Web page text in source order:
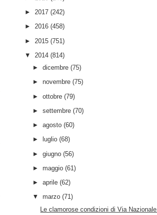
► 2017 (242)
► 2016 (458)
► 2015 (751)
▼ 2014 (814)
► dicembre (75)
► novembre (75)
► ottobre (79)
► settembre (70)
► agosto (60)
►
luglio (68)
► giugno (56)
► maggio (61)
► aprile (62)
▼ marzo (71)
Le clamorose condizioni di Via Nazionale.